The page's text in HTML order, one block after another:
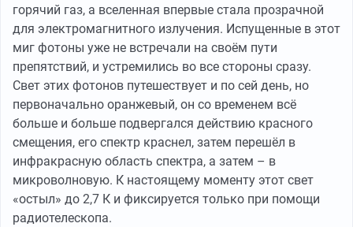
горячий газ, а вселенная впервые стала прозрачной
для электромагнитного излучения. Испущенные в этот
миг фотоны уже не встречали на своём пути
препятствий, и устремились во все стороны сразу.
Свет этих фотонов путешествует и по сей день, но
первоначально оранжевый, он со временем всё
больше и больше подвергался действию красного
смещения, его спектр краснел, затем перешёл в
инфракрасную область спектра, а затем – в
микроволновую. К настоящему моменту этот свет
«остыл» до 2,7 К и фиксируется только при помощи
радиотелескопа.